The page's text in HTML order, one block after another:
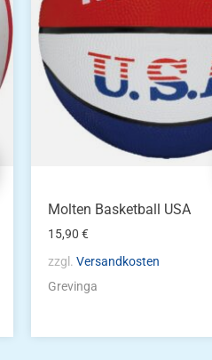
Molten Basketball USA
15,90€
zzgl.Versandkosten
Grevinga